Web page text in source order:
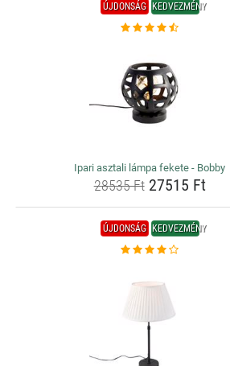
ÚJDONSÁG KEDVEZMÉNY
Ipari asztali lámpa fekete - Bobby
28535 Ft27515 Ft
ÚJDONSÁG KEDVEZMÉNY